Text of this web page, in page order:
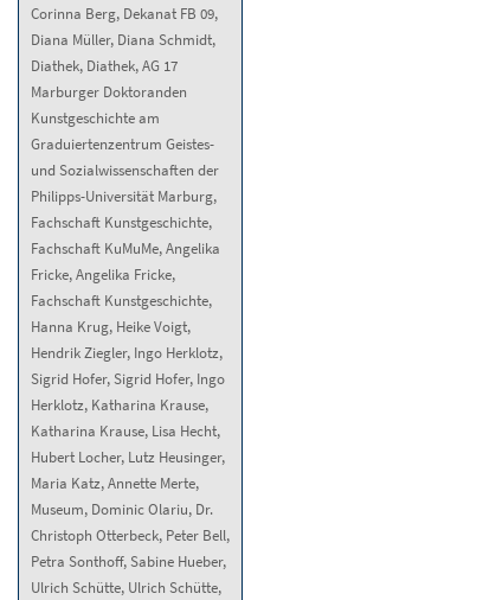
Corinna Berg, Dekanat FB 09,
Diana Müller, Diana Schmidt,
Diathek, Diathek, AG 17
Marburger Doktoranden
Kunstgeschichte am
Graduiertenzentrum Geistes-
und Sozialwissenschaften der
Philipps-Universität Marburg,
Fachschaft Kunstgeschichte,
Fachschaft KuMuMe, Angelika
Fricke, Angelika Fricke,
Fachschaft Kunstgeschichte,
Hanna Krug, Heike Voigt,
Hendrik Ziegler, Ingo Herklotz,
Sigrid Hofer, Sigrid Hofer, Ingo
Herklotz, Katharina Krause,
Katharina Krause, Lisa Hecht,
Hubert Locher, Lutz Heusinger,
Maria Katz, Annette Merte,
Museum, Dominic Olariu, Dr.
Christoph Otterbeck, Peter Bell,
Petra Sonthoff, Sabine Hueber,
Ulrich Schütte, Ulrich Schütte,